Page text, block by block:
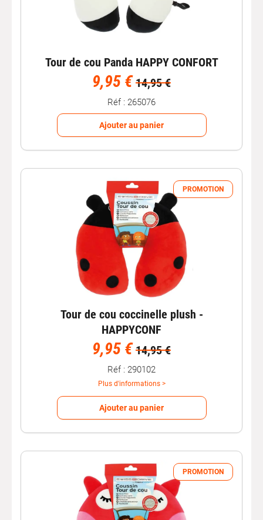
Tour de cou Panda HAPPY CONFORT
9,95 € 14,95 €
Réf : 265076
Ajouter au panier
PROMOTION
Tour de cou coccinelle plush -
HAPPYCONF
9,95 € 14,95 €
Réf : 290102
Plus d'informations >
Ajouter au panier
PROMOTION